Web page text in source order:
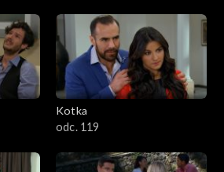
Kotka
odc. 119